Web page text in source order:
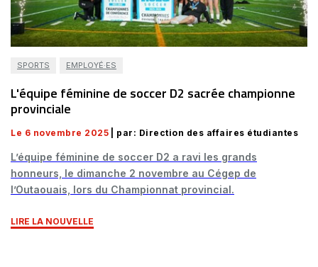
SPORTS EMPLOYÉ·ES
L'équipe féminine de soccer D2 sacrée championne
provinciale
Le 6 novembre 2025 | par: Direction des affaires étudiantes
L’équipe féminine de soccer D2 a ravi les grands
honneurs, le dimanche 2 novembre au Cégep de
l’Outaouais, lors du Championnat provincial.
LIRE LA NOUVELLE